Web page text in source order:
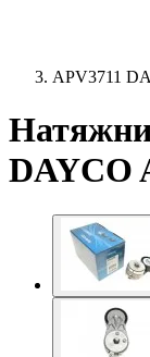
APV3711
DAYCO